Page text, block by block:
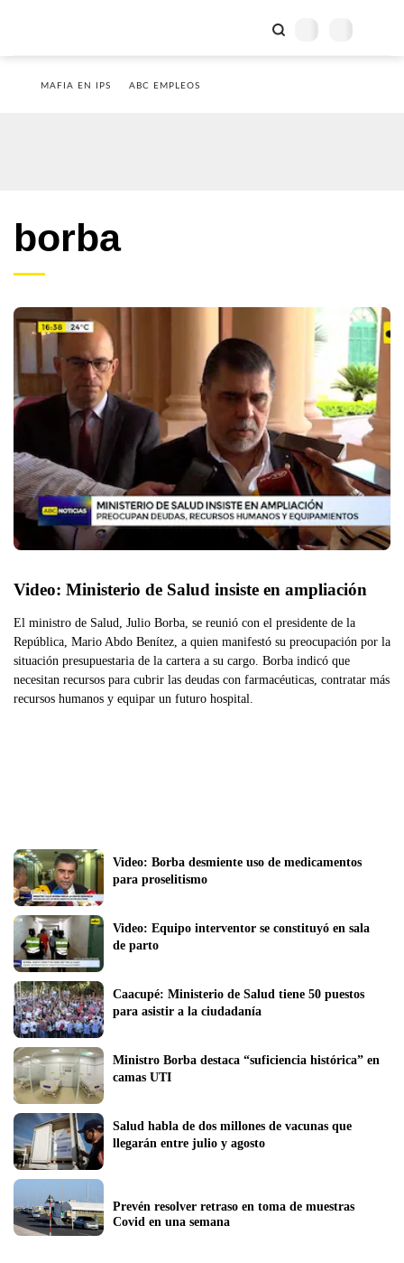
MAFIA EN IPS ABC EMPLEOS
borba
El ministro de Salud, Julio Borba, se reunió con el presidente de la
República, Mario Abdo Benítez, a quien manifestó su preocupación por la
situación presupuestaria de la cartera a su cargo. Borba indicó que
necesitan recursos para cubrir las deudas con farmacéuticas, contratar más
recursos humanos y equipar un futuro hospital.
Video: Borba desmiente uso de medicamentos
para proselitismo
Video: Equipo interventor se constituyó en sala
de parto
Caacupé: Ministerio de Salud tiene 50 puestos
para asistir a la ciudadanía
Ministro Borba destaca “suficiencia histórica” en
camas UTI
Salud habla de dos millones de vacunas que
llegarán entre julio y agosto
Prevén resolver retraso en toma de muestras
Covid en una semana